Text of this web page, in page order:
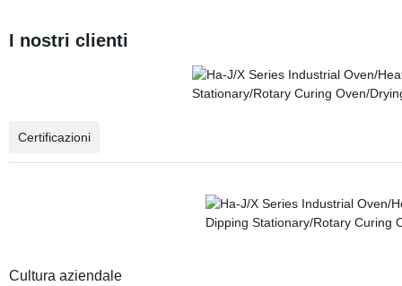
I nostri clienti
Certificazioni
Cultura aziendale